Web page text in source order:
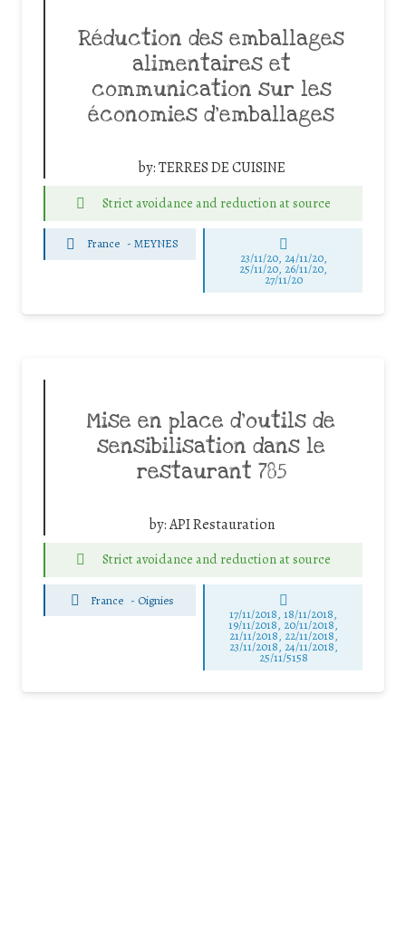
Réduction des emballages
alimentaires et
communication sur les
économies d’emballages
by:TERRES DE CUISINE
Strict avoidance and reduction at source
France - MEYNES
23/11/20, 24/11/20,
25/11/20, 26/11/20,
27/11/20
Mise en place d’outils de
sensibilisation dans le
restaurant 785
by:API Restauration
Strict avoidance and reduction at source
France - Oignies
17/11/2018, 18/11/2018,
19/11/2018, 20/11/2018,
21/11/2018, 22/11/2018,
23/11/2018, 24/11/2018,
25/11/5158